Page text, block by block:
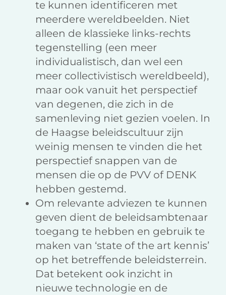
te kunnen identificeren met
meerdere wereldbeelden. Niet
alleen de klassieke links-rechts
tegenstelling (een meer
individualistisch, dan wel een
meer collectivistisch wereldbeeld),
maar ook vanuit het perspectief
van degenen, die zich in de
samenleving niet gezien voelen. In
de Haagse beleidscultuur zijn
weinig mensen te vinden die het
perspectief snappen van de
mensen die op de PVV of DENK
hebben gestemd.
Om relevante adviezen te kunnen
geven dient de beleidsambtenaar
toegang te hebben en gebruik te
maken van ‘state of the art kennis’
op het betreffende beleidsterrein.
Dat betekent ook inzicht in
nieuwe technologie en de